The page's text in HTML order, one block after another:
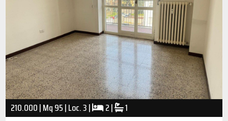
210.000 | Mq 95 | Loc. 3 | 2 | 1